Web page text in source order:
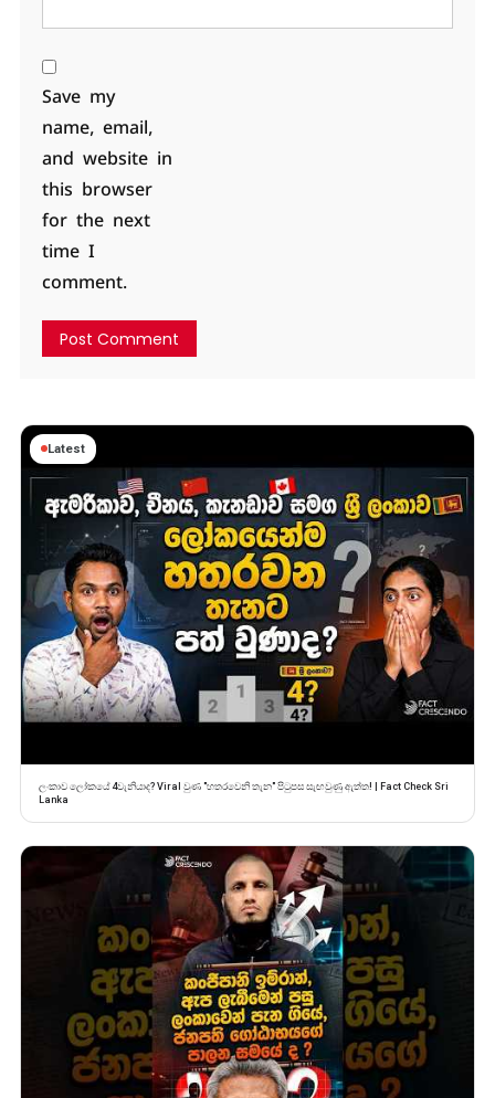
Save my
name, email,
and website in
this browser
for the next
time I
comment.
Latest
ලංකාව ලෝකයේ 4වැනියාද? Viral වුණ "හතරවෙනි තැන" පිටුපස සැඟවුණු ඇත්ත! | Fact Check Sri
Lanka